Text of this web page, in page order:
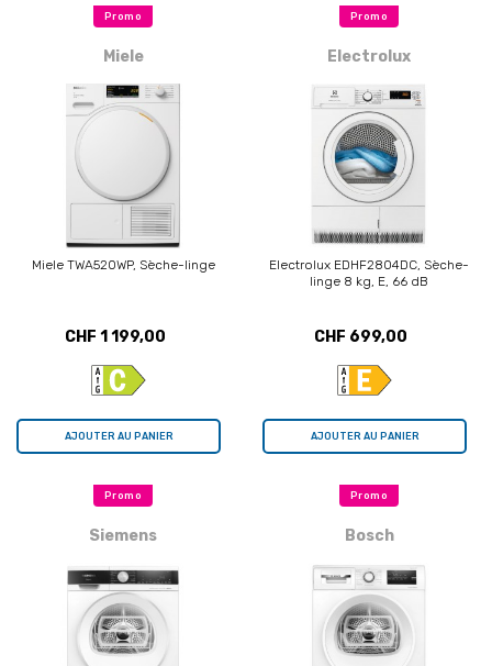
Promo
Miele
Miele TWA520WP, Sèche-linge
CHF 1 199,00
AJOUTER AU PANIER
Promo
Electrolux
Electrolux EDHF2804DC, Sèche-
linge 8 kg, E, 66 dB
CHF 699,00
AJOUTER AU PANIER
Promo
Siemens
Promo
Bosch